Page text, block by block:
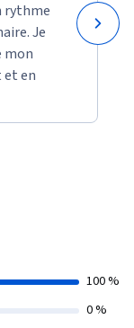
rythme
Je
mon
et en
100 %
0 %